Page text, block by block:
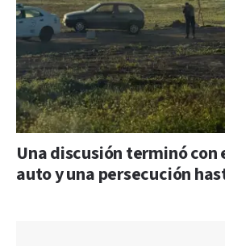
Una discusión terminó con
auto y una persecución